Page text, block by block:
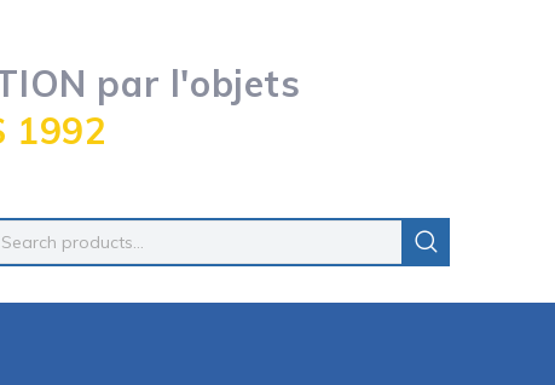
par l'objets
1992